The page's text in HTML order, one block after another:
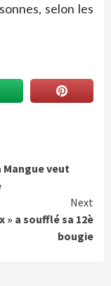
selon les
Mangue veut
Next
» a soufflé sa 12è
bougie